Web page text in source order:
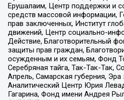
Ерушалаим, Центр поддержки и
средств массовой информации,
прав заключенных, Институт
движений, Центр социально-
Действие, Благотворительный
защиты прав граждан,
осужденным и их семьям, Фонд
Серебряная тайга, Так-Так-Так,
Апрель, Самарская губерния,
Аналитический Центр Юрия
Гагарина, Фонд имени Андрея